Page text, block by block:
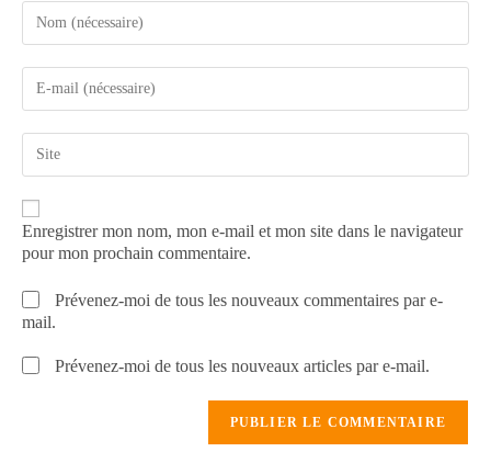
Enregistrer mon nom, mon e-mail et mon site dans le navigateur
pour mon prochain commentaire.
Prévenez-moi de tous les nouveaux commentaires par e-
mail.
Prévenez-moi de tous les nouveaux articles par e-mail.